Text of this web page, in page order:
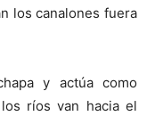
los canalones fuera
y actúa como
ríos van hacia el